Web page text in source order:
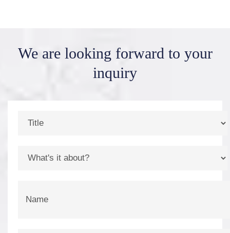
We are looking forward to your
inquiry